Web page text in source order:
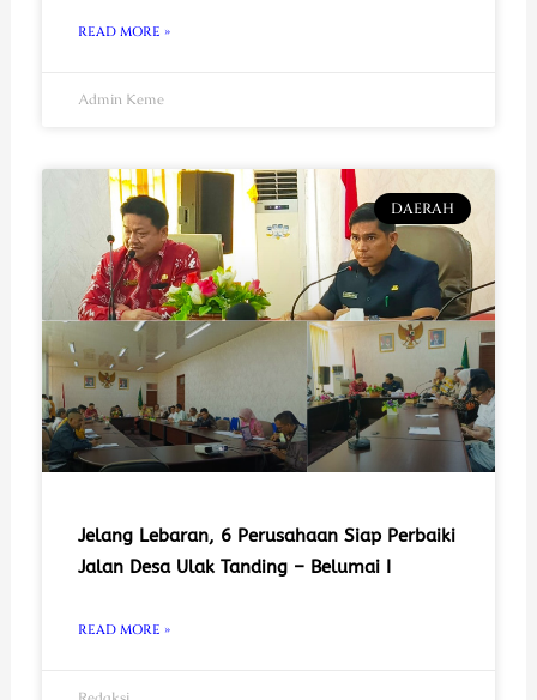
READ MORE »
Admin Keme
DAERAH
Jelang Lebaran, 6 Perusahaan Siap Perbaiki
Jalan Desa Ulak Tanding – Belumai I
READ MORE »